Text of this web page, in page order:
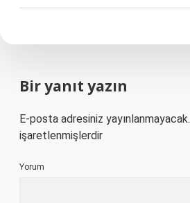
Bir yanıt yazın
E-posta adresiniz yayınlanmayacak.
işaretlenmişlerdir
Yorum